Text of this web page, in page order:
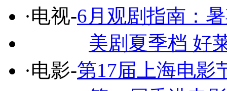
·电视-6月观剧指南：
美剧夏季档 好
·电影-第17届上海电影